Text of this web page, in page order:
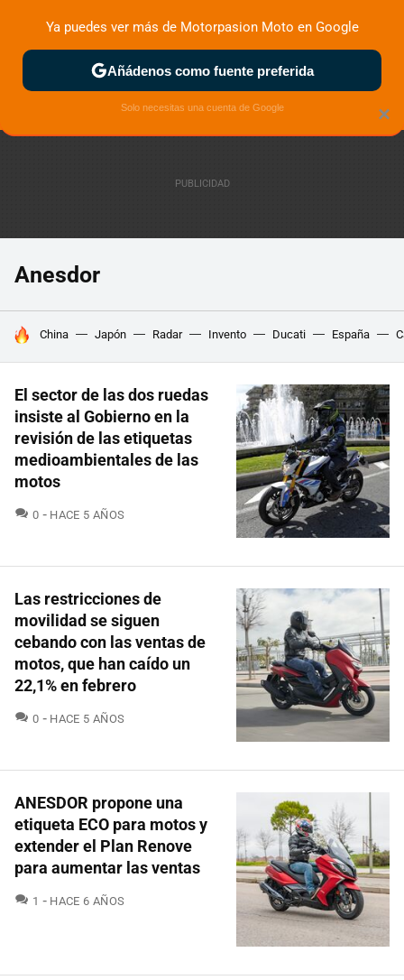
ZONA DE PRUEBAS DEPORTIVAS MOTOS ELÉCTRICAS
Anesdor
HOY SE HABLA DE
China Japón Radar Invento Ducati España
El sector de las dos ruedas
insiste al Gobierno en la
revisión de las etiquetas
medioambientales de las
motos
0 COMENTARIOS
HACE 5 AÑOS
Las restricciones de
movilidad se siguen
cebando con las ventas de
motos, que han caído un
22,1% en febrero
0 COMENTARIOS
HACE 5 AÑOS
ANESDOR propone una
etiqueta ECO para motos y
extender el Plan Renove
para aumentar las ventas
1 COMENTARIOS
HACE 6 AÑOS
×
Ya puedes ver más de Motorpasion Moto en Google
Añádenos como fuente preferida
Solo necesitas una cuenta de Google